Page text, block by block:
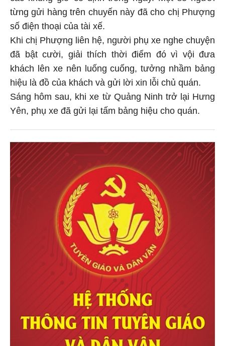
từng gửi hàng trên chuyến này đã cho chị Phượng
số điện thoại của tài xế.
Khi chị Phượng liên hệ, người phụ xe nghe chuyện
đã bật cười, giải thích thời điểm đó vì vội đưa
khách lên xe nên luống cuống, tưởng nhầm bảng
hiệu là đồ của khách và gửi lời xin lỗi chủ quán.
Sáng hôm sau, khi xe từ Quảng Ninh trở lại Hưng
Yên, phụ xe đã gửi lại tấm bảng hiệu cho quán.